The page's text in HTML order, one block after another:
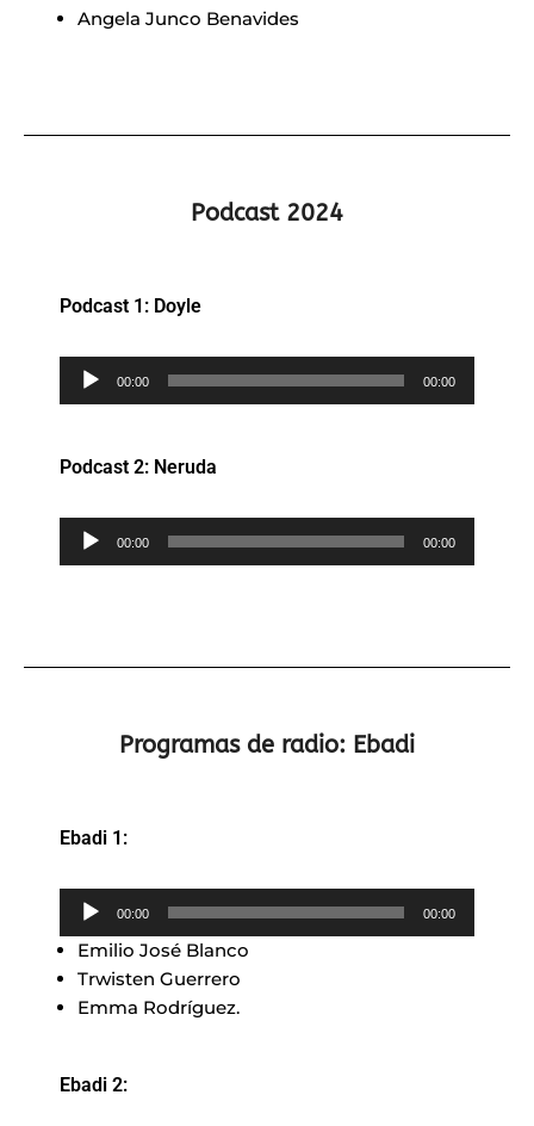
Angela Junco Benavides
Podcast 2024
Podcast 1: Doyle
Reproductor
00:00 00:00
Podcast 2: Neruda
Reproductor
00:00 00:00
Programas de radio: Ebadi
Ebadi 1:
Reproductor
audio
00:00 00:00
Emilio José Blanco
Trwisten Guerrero
Emma Rodríguez.
Ebadi 2: